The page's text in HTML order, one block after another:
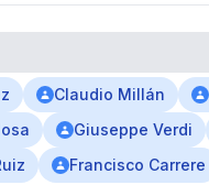
Claudio Millán
Giuseppe Verdi
Francisco Carrere